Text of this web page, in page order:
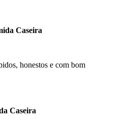
Caseira
honestos e com bom
Caseira